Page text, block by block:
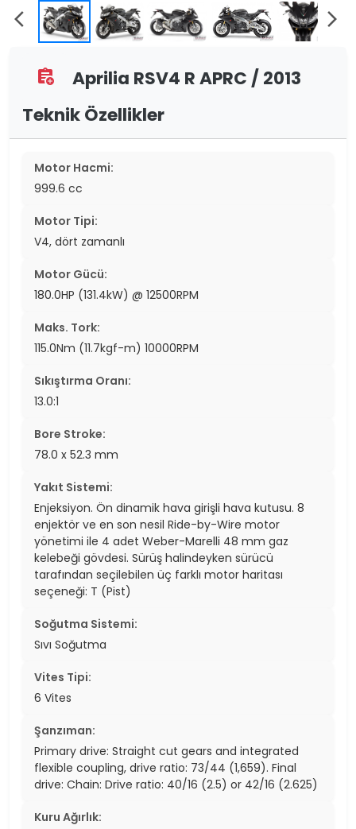
arrow_back_ios arrow_forward_ios
assignment_add
Aprilia RSV4 R APRC / 2013
Teknik Özellikler
Motor Hacmi:
999.6 cc
Motor Tipi:
V4, dört zamanlı
Motor Gücü:
180.0HP (131.4kW) @ 12500RPM
Maks. Tork:
115.0Nm (11.7kgf-m) 10000RPM
Sıkıştırma Oranı:
13.0:1
Bore Stroke:
78.0 x 52.3 mm
Yakıt Sistemi:
Enjeksiyon. Ön dinamik hava girişli hava kutusu. 8
enjektör ve en son nesil Ride-by-Wire motor
yönetimi ile 4 adet Weber-Marelli 48 mm gaz
kelebeği gövdesi. Sürüş halindeyken sürücü
tarafından seçilebilen üç farklı motor haritası
seçeneği: T (Pist)
Soğutma Sistemi:
Sıvı Soğutma
Vites Tipi:
6 Vites
Şanzıman:
Primary drive: Straight cut gears and integrated
flexible coupling, drive ratio: 73/44 (1,659). Final
drive: Chain: Drive ratio: 40/16 (2.5) or 42/16 (2.625)
Kuru Ağırlık: